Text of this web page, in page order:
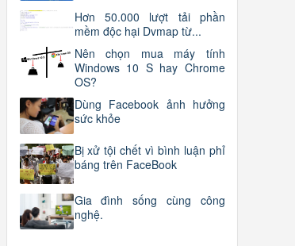
Hơn 50.000 lượt tải phần
mềm độc hại Dvmap từ...
Nên chọn mua máy tính
Windows 10 S hay Chrome
OS?
Dùng Facebook ảnh hưởng
sức khỏe
Bị xử tội chết vì bình luận phỉ
báng trên FaceBook
Gia đình sống cùng công
nghệ.